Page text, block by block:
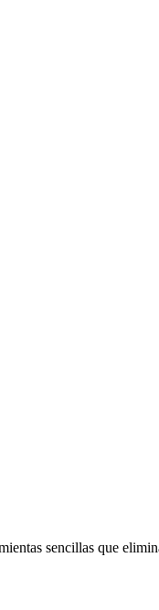
sencillas que